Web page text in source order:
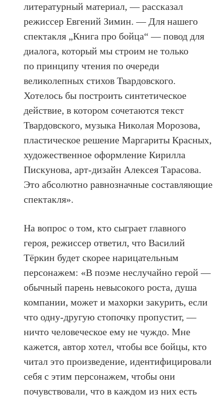
литературный материал, — рассказал
режиссер Евгений Зимин. — Для нашего
спектакля „Книга про бойца“ — повод для
диалога, который мы строим не только
по принципу чтения по очереди
великолепных стихов Твардовского.
Хотелось бы построить синтетическое
действие, в котором сочетаются текст
Твардовского, музыка Николая Морозова,
пластическое решение Маргариты Красных,
художественное оформление Кирилла
Пискунова, арт-дизайн Алексея Тарасова.
Это абсолютно равнозначные составляющие
спектакля».
На вопрос о том, кто сыграет главного
героя, режиссер ответил, что Василий
Тёркин будет скорее нарицательным
персонажем: «В поэме неслучайно герой —
обычный парень невысокого роста, душа
компании, может и махорки закурить, если
что одну-другую стопочку пропустит, —
ничто человеческое ему не чуждо. Мне
кажется, автор хотел, чтобы все бойцы, кто
читал это произведение, идентифицировали
себя с этим персонажем, чтобы они
почувствовали, что в каждом из них есть